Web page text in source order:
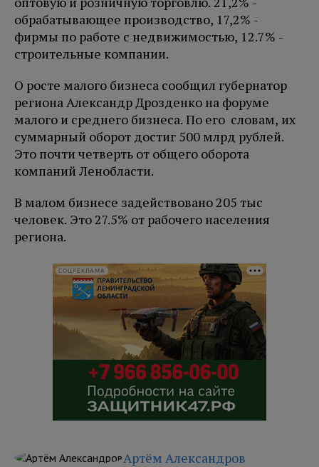
обрабатывающее производство, 17,2% -
фирмы по работе с недвижимостью, 12.7% -
строительные компании.
О росте малого бизнеса сообщил губернатор
региона Александр Дрозденко на форуме
малого и среднего бизнеса. По его словам, их
суммарный оборот достиг 500 млрд рублей.
Это почти четверть от общего оборота
компаний Ленобласти.
В малом бизнесе задействовано 205 тыс
человек. Это 27.5% от рабочего населения
региона.
СОЦРЕКЛАМА
Артём Александров